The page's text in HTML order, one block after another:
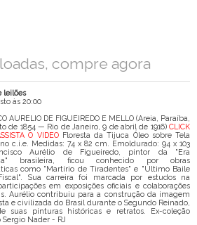
compre agora
leilões
às 20:00
AURELIO DE FIGUEIREDO E MELLO (Areia, Paraíba,
de 1854 — Rio de Janeiro, 9 de abril de 1916) CLICK
O VIDEOFloresta da Tijuca Óleo sobre Tela
c.i.e. Medidas: 74 x 82 cm. Emoldurado: 94 x 103
Aurélio de Figueiredo, pintor da "Era
brasileira, ficou conhecido por obras
como "Martírio de Tiradentes" e "Último Baile
Sua carreira foi marcada por estudos na
em exposições oficiais e colaborações
Aurélio contribuiu para a construção da imagem
e civilizada do Brasil durante o Segundo Reinado,
suas pinturas históricas e retratos. Ex-coleção
Nader - RJ